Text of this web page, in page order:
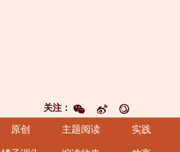
关注：
原创 主题阅读 实践